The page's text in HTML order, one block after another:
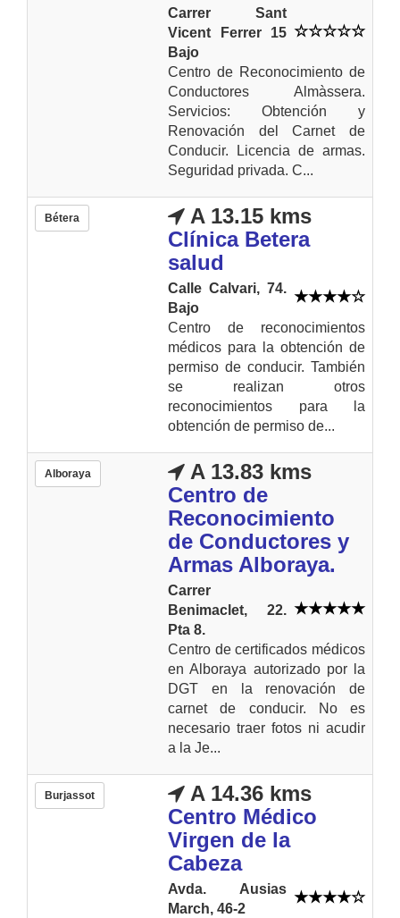
Carrer Sant
Vicent Ferrer 15
Bajo
Centro de Reconocimiento de
Conductores Almàssera.
Servicios: Obtención y
Renovación del Carnet de
Conducir. Licencia de armas.
Seguridad privada. C...
Bétera
A 13.15 kms
Clínica Betera
salud
Calle Calvari, 74.
Bajo
Centro de reconocimientos
médicos para la obtención de
permiso de conducir. También
se realizan otros
reconocimientos para la
obtención de permiso de...
Alboraya
A 13.83 kms
Centro de
Reconocimiento
de Conductores y
Armas Alboraya.
Carrer
Benimaclet, 22.
Pta 8.
Centro de certificados médicos
en Alboraya autorizado por la
DGT en la renovación de
carnet de conducir. No es
necesario traer fotos ni acudir
a la Je...
Burjassot
A 14.36 kms
Centro Médico
Virgen de la
Cabeza
Avda. Ausias
March, 46-2